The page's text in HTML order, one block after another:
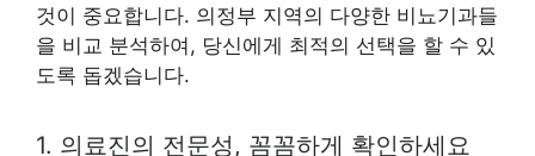
것이 중요합니다. 의정부 지역의 다양한 비뇨기과들
을 비교 분석하여, 당신에게 최적의 선택을 할 수 있
도록 돕겠습니다.
1. 의료진의 전문성, 꼼꼼하게 확인하세요